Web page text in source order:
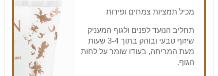
מכיל תמציות צמחים ופירות
תחליב הנועד לפנים ולגוף המעניק
שיזוף טבעי ובוהק בתוך 3-4 שעות
מעת המריחה, בעודו שומר על לחות
הגוף.